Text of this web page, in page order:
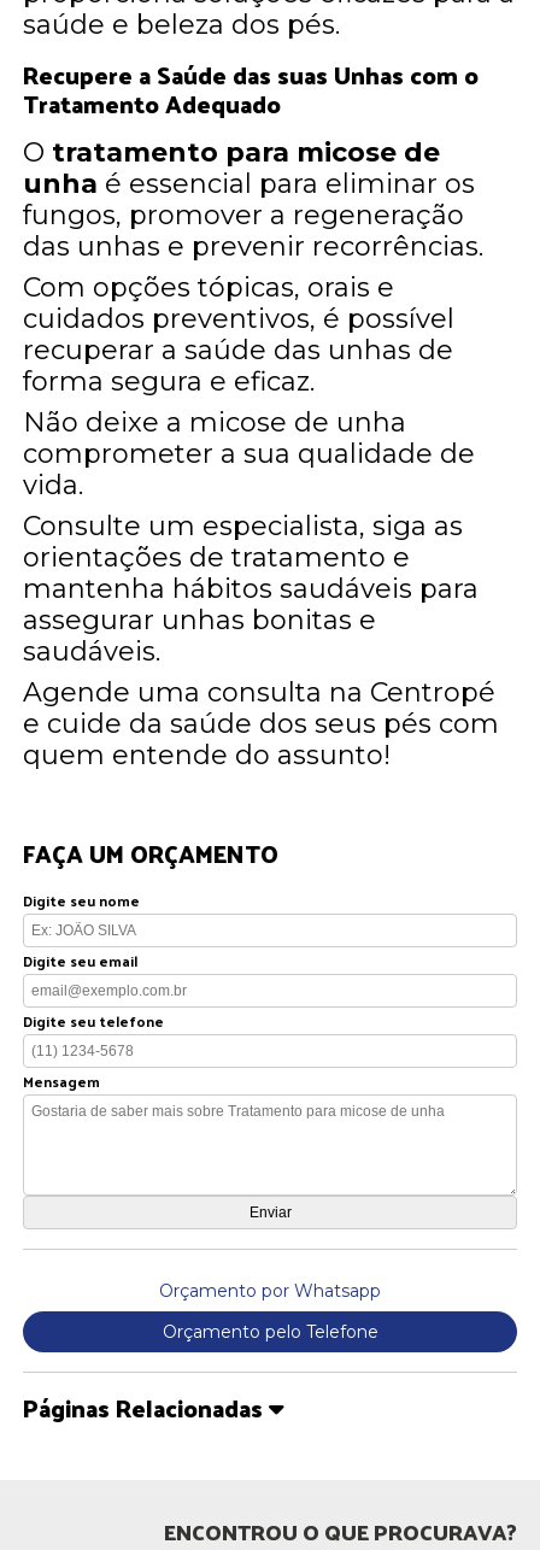
saúde e beleza dos pés.
Recupere a Saúde das suas Unhas com o
Tratamento Adequado
O tratamento para micose de
unha é essencial para eliminar os
fungos, promover a regeneração
das unhas e prevenir recorrências.
Com opções tópicas, orais e
cuidados preventivos, é possível
recuperar a saúde das unhas de
forma segura e eficaz.
Não deixe a micose de unha
comprometer a sua qualidade de
vida.
Consulte um especialista, siga as
orientações de tratamento e
mantenha hábitos saudáveis para
assegurar unhas bonitas e
saudáveis.
Agende uma consulta na Centropé
e cuide da saúde dos seus pés com
quem entende do assunto!
FAÇA UM ORÇAMENTO
Digite seu nome
Digite seu email
Digite seu telefone
Mensagem
Orçamento por Whatsapp
Orçamento pelo Telefone
Páginas Relacionadas
ENCONTROU O QUE PROCURAVA?